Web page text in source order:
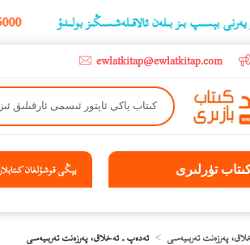
‫5000 لىرادىن يۇقىرى كىتاب سېتىۋالغۇچىلارغا تۈركىيە ئىچىگە ھەقسىز ئەۋەتىپ ېېرىلىدۇ بىز بىلەن ئالاقىلەشسىڭىز بولىدۇ
ewlatkitap@ewlatkitap.com
تۈرلىرى يېڭى قوشۇلغان كىتابلار
پەرزەنت تەربىيەسى ئەدەپ ـ ئەخلاق، پەرزەنت تەربىيەسى